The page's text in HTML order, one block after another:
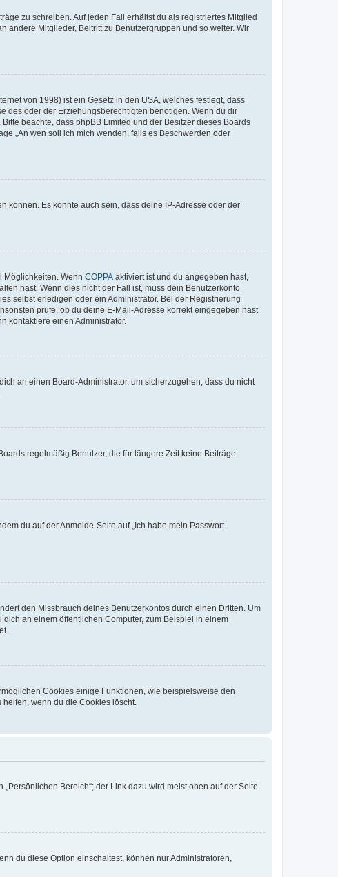
zu schreiben. Auf jeden Fall erhältst du als registriertes Mitglied
andere Mitglieder, Beitritt zu Benutzergruppen und so weiter. Wir
von 1998) ist ein Gesetz in den USA, welches festlegt, dass
des oder der Erziehungsberechtigten benötigen. Wenn du dir
beachte, dass phpBB Limited und der Besitzer dieses Boards
„An wen soll ich mich wenden, falls es Beschwerden oder
können. Es könnte auch sein, dass deine IP-Adresse oder der
Möglichkeiten. Wenn COPPA aktiviert ist und du angegeben hast,
hast. Wenn dies nicht der Fall ist, muss dein Benutzerkonto
selbst erledigen oder ein Administrator. Bei der Registrierung
prüfe, ob du deine E-Mail-Adresse korrekt eingegeben hast
kontaktiere einen Administrator.
an einen Board-Administrator, um sicherzugehen, dass du nicht
regelmäßig Benutzer, die für längere Zeit keine Beiträge
du auf der Anmelde-Seite auf „Ich habe mein Passwort
den Missbrauch deines Benutzerkontos durch einen Dritten. Um
an einem öffentlichen Computer, zum Beispiel in einem
Cookies einige Funktionen, wie beispielsweise den
wenn du die Cookies löscht.
Bereich“; der Link dazu wird meist oben auf der Seite
du diese Option einschaltest, können nur Administratoren,